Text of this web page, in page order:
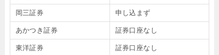
岡三証券 申し込まず
あかつき証券 証券口座なし
東洋証券 証券口座なし